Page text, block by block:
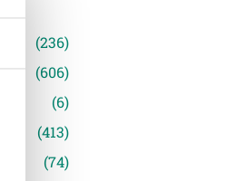
(236)
(606)
(6)
(413)
(74)